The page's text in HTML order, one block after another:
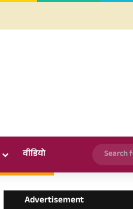
वीडियो
Advertisement